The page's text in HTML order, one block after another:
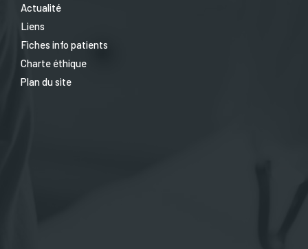
Actualité
Liens
Fiches info patients
Charte éthique
Plan du site